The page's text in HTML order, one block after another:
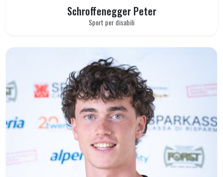
Schroffenegger Peter
Sport per disabili